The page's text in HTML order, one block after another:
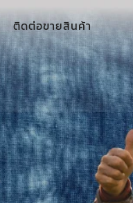
ติดต่อขายสินค้า